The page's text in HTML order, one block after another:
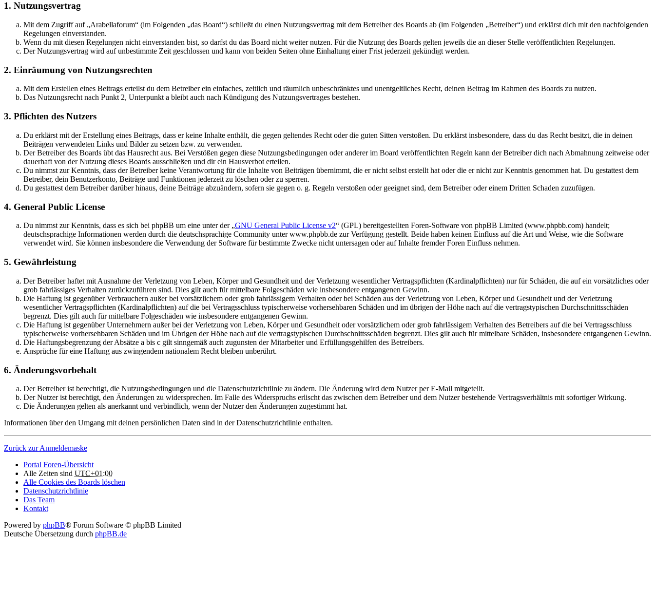
1. Nutzungsvertrag
Mit dem Zugriff auf „Arabellaforum“ (im Folgenden „das Board“) schließt du einen Nutzungsvertrag mit dem Betreiber des Boards ab (im Folgenden „Betreiber“) und erklärst dich mit den nachfolgenden
Regelungen einverstanden.
Wenn du mit diesen Regelungen nicht einverstanden bist, so darfst du das Board nicht weiter nutzen. Für die Nutzung des Boards gelten jeweils die an dieser Stelle veröffentlichten Regelungen.
Der Nutzungsvertrag wird auf unbestimmte Zeit geschlossen und kann von beiden Seiten ohne Einhaltung einer Frist jederzeit gekündigt werden.
2. Einräumung von Nutzungsrechten
Mit dem Erstellen eines Beitrags erteilst du dem Betreiber ein einfaches, zeitlich und räumlich unbeschränktes und unentgeltliches Recht, deinen Beitrag im Rahmen des Boards zu nutzen.
Das Nutzungsrecht nach Punkt 2, Unterpunkt a bleibt auch nach Kündigung des Nutzungsvertrages bestehen.
3. Pflichten des Nutzers
Du erklärst mit der Erstellung eines Beitrags, dass er keine Inhalte enthält, die gegen geltendes Recht oder die guten Sitten verstoßen. Du erklärst insbesondere, dass du das Recht besitzt, die in deinen
Beiträgen verwendeten Links und Bilder zu setzen bzw. zu verwenden.
Der Betreiber des Boards übt das Hausrecht aus. Bei Verstößen gegen diese Nutzungsbedingungen oder anderer im Board veröffentlichten Regeln kann der Betreiber dich nach Abmahnung zeitweise oder
dauerhaft von der Nutzung dieses Boards ausschließen und dir ein Hausverbot erteilen.
Du nimmst zur Kenntnis, dass der Betreiber keine Verantwortung für die Inhalte von Beiträgen übernimmt, die er nicht selbst erstellt hat oder die er nicht zur Kenntnis genommen hat. Du gestattest dem
Betreiber, dein Benutzerkonto, Beiträge und Funktionen jederzeit zu löschen oder zu sperren.
Du gestattest dem Betreiber darüber hinaus, deine Beiträge abzuändern, sofern sie gegen o. g. Regeln verstoßen oder geeignet sind, dem Betreiber oder einem Dritten Schaden zuzufügen.
4. General Public License
Du nimmst zur Kenntnis, dass es sich bei phpBB um eine unter der „GNU General Public License v2“ (GPL) bereitgestellten Foren-Software von phpBB Limited (www.phpbb.com) handelt;
deutschsprachige Informationen werden durch die deutschsprachige Community unter www.phpbb.de zur Verfügung gestellt. Beide haben keinen Einfluss auf die Art und Weise, wie die Software
verwendet wird. Sie können insbesondere die Verwendung der Software für bestimmte Zwecke nicht untersagen oder auf Inhalte fremder Foren Einfluss nehmen.
5. Gewährleistung
Der Betreiber haftet mit Ausnahme der Verletzung von Leben, Körper und Gesundheit und der Verletzung wesentlicher Vertragspflichten (Kardinalpflichten) nur für Schäden, die auf ein vorsätzliches oder
grob fahrlässiges Verhalten zurückzuführen sind. Dies gilt auch für mittelbare Folgeschäden wie insbesondere entgangenen Gewinn.
Die Haftung ist gegenüber Verbrauchern außer bei vorsätzlichem oder grob fahrlässigem Verhalten oder bei Schäden aus der Verletzung von Leben, Körper und Gesundheit und der Verletzung
wesentlicher Vertragspflichten (Kardinalpflichten) auf die bei Vertragsschluss typischerweise vorhersehbaren Schäden und im übrigen der Höhe nach auf die vertragstypischen Durchschnittsschäden
begrenzt. Dies gilt auch für mittelbare Folgeschäden wie insbesondere entgangenen Gewinn.
Die Haftung ist gegenüber Unternehmern außer bei der Verletzung von Leben, Körper und Gesundheit oder vorsätzlichem oder grob fahrlässigem Verhalten des Betreibers auf die bei Vertragsschluss
typischerweise vorhersehbaren Schäden und im Übrigen der Höhe nach auf die vertragstypischen Durchschnittsschäden begrenzt. Dies gilt auch für mittelbare Schäden, insbesondere entgangenen Gewinn.
Die Haftungsbegrenzung der Absätze a bis c gilt sinngemäß auch zugunsten der Mitarbeiter und Erfüllungsgehilfen des Betreibers.
Ansprüche für eine Haftung aus zwingendem nationalem Recht bleiben unberührt.
6. Änderungsvorbehalt
Der Betreiber ist berechtigt, die Nutzungsbedingungen und die Datenschutzrichtlinie zu ändern. Die Änderung wird dem Nutzer per E-Mail mitgeteilt.
Der Nutzer ist berechtigt, den Änderungen zu widersprechen. Im Falle des Widerspruchs erlischt das zwischen dem Betreiber und dem Nutzer bestehende Vertragsverhältnis mit sofortiger Wirkung.
Die Änderungen gelten als anerkannt und verbindlich, wenn der Nutzer den Änderungen zugestimmt hat.
Informationen über den Umgang mit deinen persönlichen Daten sind in der Datenschutzrichtlinie enthalten.
Zurück zur Anmeldemaske
Portal Foren-Übersicht
Alle Zeiten sind UTC+01:00
Alle Cookies des Boards löschen
Datenschutzrichtlinie
Das Team
Kontakt
Powered by phpBB® Forum Software © phpBB Limited
Deutsche Übersetzung durch phpBB.de